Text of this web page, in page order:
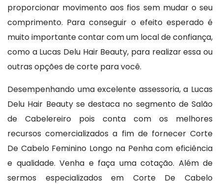
proporcionar movimento aos fios sem mudar o seu
comprimento. Para conseguir o efeito esperado é
muito importante contar com um local de confiança,
como a Lucas Delu Hair Beauty, para realizar essa ou
outras opções de corte para você.
Desempenhando uma excelente assessoria, a Lucas
Delu Hair Beauty se destaca no segmento de Salão
de Cabelereiro pois conta com os melhores
recursos comercializados a fim de fornecer Corte
De Cabelo Feminino Longo na Penha com eficiência
e qualidade. Venha e faça uma cotação. Além de
sermos especializados em Corte De Cabelo